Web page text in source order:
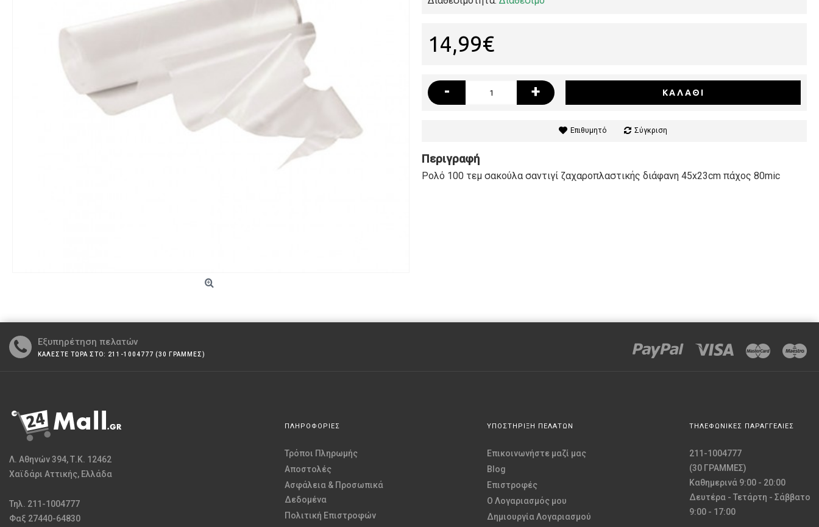
14,99€
- + ΚΑΛΆΘΙ
Επιθυμητό Σύγκριση
Περιγραφή
Ρολό 100 τεμ σακούλα σαντιγί ζαχαροπλαστικής διάφανη 45x23cm πάχος 80mic
Εξυπηρέτηση πελατών
ΚΑΛΕΣΤΕ ΤΩΡΑ ΣΤΟ: 211-1004777 (30 ΓΡΑΜΜΕΣ)
Λ. Αθηνών 394, Τ.Κ. 12462
Χαϊδάρι Αττικής, Ελλάδα
Τηλ. 211-1004777
Φαξ 27440-64830
ΠΛΗΡΟΦΟΡΙΕΣ
Τρόποι Πληρωμής
Αποστολές
Ασφάλεια & Προσωπικά
Δεδομένα
Πολιτική Επιστροφών
ΥΠΟΣΤΗΡΙΞΗ ΠΕΛΑΤΩΝ
Επικοινωνήστε μαζί μας
Blog
Επιστροφές
O Λογαριασμός μου
Δημιουργία Λογαριασμού
ΤΗΛΕΦΩΝΙΚΕΣ ΠΑΡΑΓΓΕΛΙΕΣ
211-1004777
(30 ΓΡΑΜΜΕΣ)
Καθημερινά 9:00 - 20:00
Δευτέρα - Τετάρτη - Σάββατο
9:00 - 17:00